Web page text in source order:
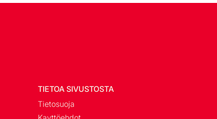
TIETOA SIVUSTOSTA
Tietosuoja